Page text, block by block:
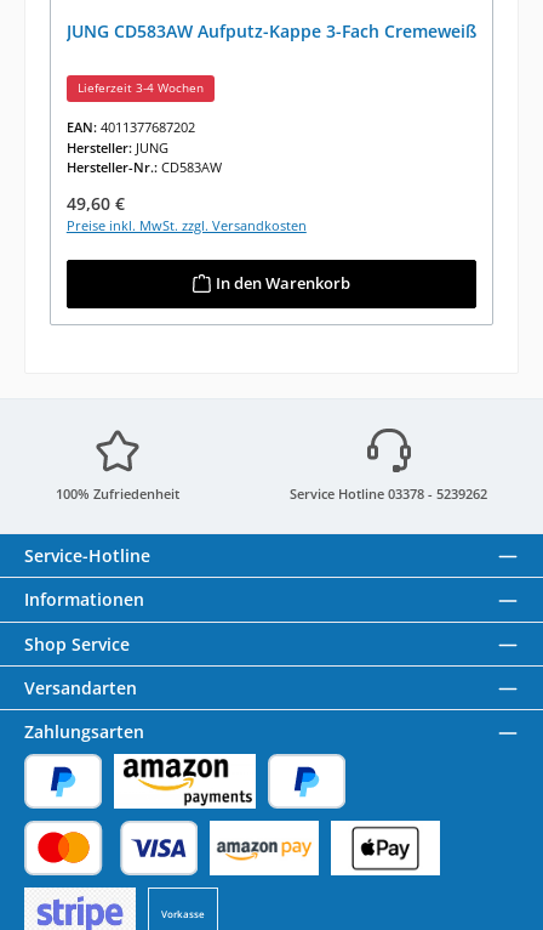
JUNG CD583AW Aufputz-Kappe 3-Fach Cremeweiß
Lieferzeit 3-4 Wochen
EAN: 4011377687202
Hersteller: JUNG
Hersteller-Nr.: CD583AW
Regulärer Preis:
49,60 €
Preise inkl. MwSt. zzgl. Versandkosten
In den Warenkorb
100% Zufriedenheit Service Hotline 03378 - 5239262
Service-Hotline
Informationen
Shop Service
Versandarten
Zahlungsarten
PayPal Amazon Pay Später Bezahlen
Kredit- oder Debitkarte
Vorkasse
Benutzerdefiniertes Bild 1